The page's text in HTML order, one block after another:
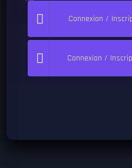
Connexion /
Connexion /